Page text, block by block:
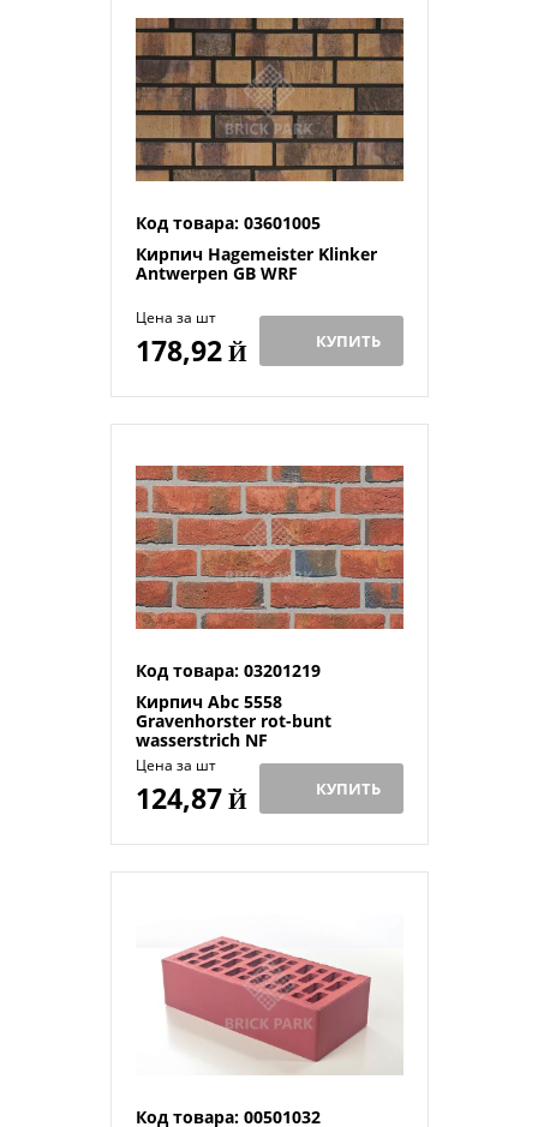
Код товара: 03601005
Кирпич Hagemeister Klinker
Antwerpen GB WRF
Цена за шт
178,92Й КУПИТЬ
Код товара: 03201219
Кирпич Abc 5558
Gravenhorster rot-bunt
wasserstrich NF
Цена за шт
124,87Й КУПИТЬ
Код товара: 00501032